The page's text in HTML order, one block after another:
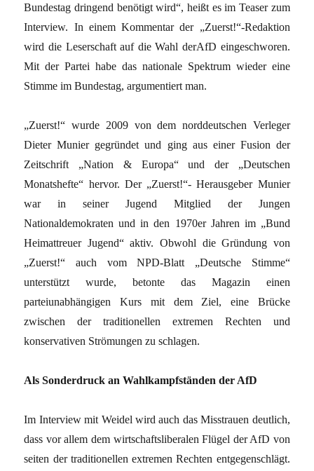
Bundestag dringend benötigt wird“, heißt es im Teaser zum
Interview. In einem Kommentar der „Zuerst!“-Redaktion
wird die Leserschaft auf die Wahl derAfD eingeschworen.
Mit der Partei habe das nationale Spektrum wieder eine
Stimme im Bundestag, argumentiert man.
„Zuerst!“ wurde 2009 von dem norddeutschen Verleger
Dieter Munier gegründet und ging aus einer Fusion der
Zeitschrift „Nation & Europa“ und der „Deutschen
Monatshefte“ hervor. Der „Zuerst!“- Herausgeber Munier
war in seiner Jugend Mitglied der Jungen
Nationaldemokraten und in den 1970er Jahren im „Bund
Heimattreuer Jugend“ aktiv. Obwohl die Gründung von
„Zuerst!“ auch vom NPD-Blatt „Deutsche Stimme“
unterstützt wurde, betonte das Magazin einen
parteiunabhängigen Kurs mit dem Ziel, eine Brücke
zwischen der traditionellen extremen Rechten und
konservativen Strömungen zu schlagen.
Als Sonderdruck an Wahlkampfständen der AfD
Im Interview mit Weidel wird auch das Misstrauen deutlich,
dass vor allem dem wirtschaftsliberalen Flügel der AfD von
seiten der traditionellen extremen Rechten entgegenschlägt.